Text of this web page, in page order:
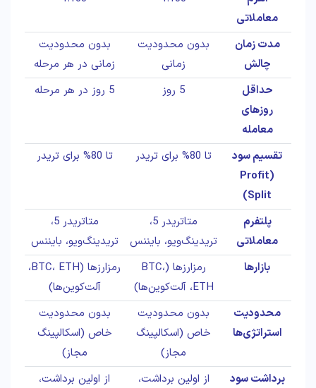
معاملاتی
مدت زمان
چالش
بدون محدودیت
زمانی
بدون محدودیت
زمانی در هر مرحله
حداقل
روزهای
معامله
5 روز 5 روز در هر مرحله
تقسیم سود
(Profit
Split)
تا 80% برای تریدر تا 80% برای تریدر
پلتفرم
معاملاتی
متاتریدر 5،
تریدینگ‌ویو، بایننس
متاتریدر 5،
تریدینگ‌ویو، بایننس
بازارها
رمزارزها (BTC،
ETH، آلت‌کوین‌ها)
رمزارزها (BTC، ETH،
آلت‌کوین‌ها)
محدودیت
استراتژی‌ها
بدون محدودیت
خاص (اسکالپینگ
مجاز)
بدون محدودیت
خاص (اسکالپینگ
مجاز)
برداشت سود
از اولین برداشت،
از اولین برداشت،